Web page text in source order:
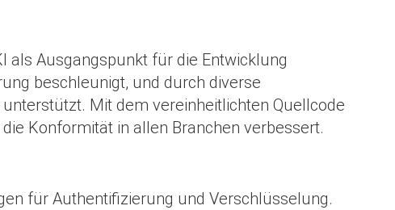
als Ausgangspunkt für die Entwicklung
beschleunigt, und durch diverse
Mit dem vereinheitlichten Quellcode
Konformität in allen Branchen verbessert.
für Authentifizierung und Verschlüsselung.